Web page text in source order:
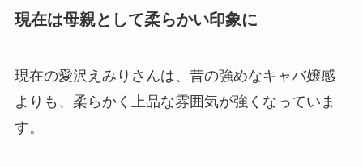
現在は母親として柔らかい印象に
現在の愛沢えみりさんは、昔の強めなキャバ嬢感
よりも、柔らかく上品な雰囲気が強くなっていま
す。